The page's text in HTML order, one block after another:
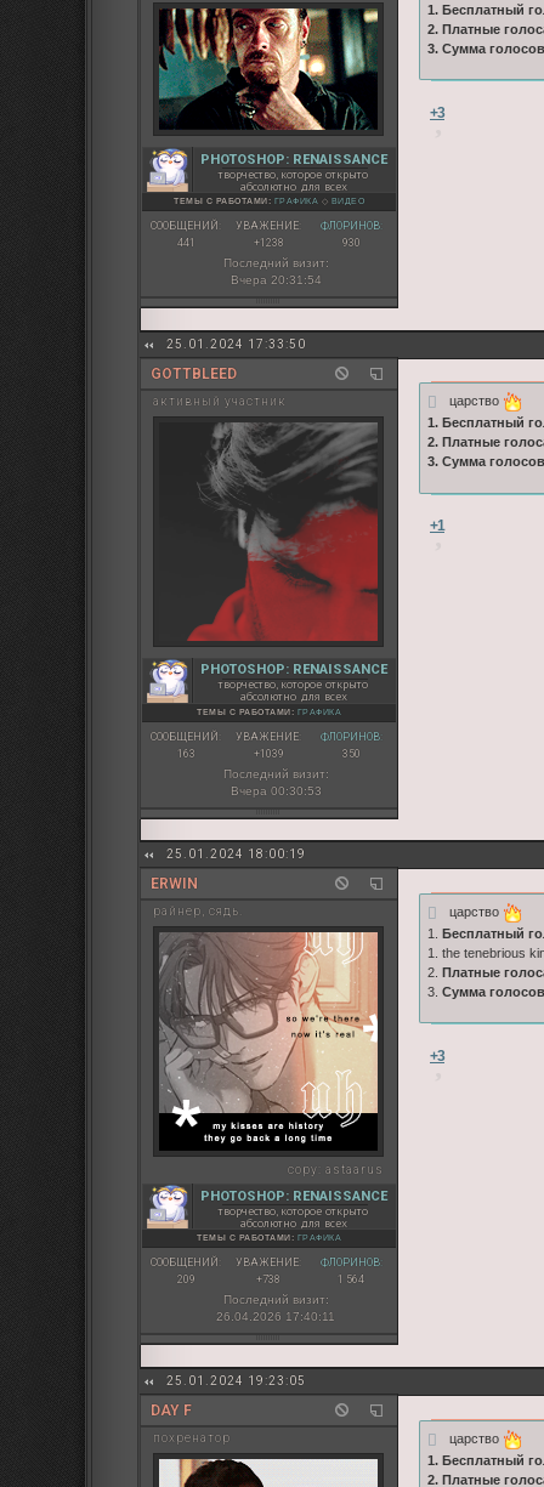
PHOTOSHOP: RENAISSANCE
творчество, которое открыто
абсолютно для всех
ТЕМЫ С РАБОТАМИ: ГРАФИКА ◇ ВИДЕО
СООБЩЕНИЙ:
441
УВАЖЕНИЕ:
+1238
ФЛОРИНОВ:
930
Последний визит:
Вчера 20:31:54
1. Бесплатный
2. Платные
3. Сумма
+3
25.01.2024 17:33:50
GOTTBLEED
активный участник
PHOTOSHOP: RENAISSANCE
творчество, которое открыто
абсолютно для всех
ТЕМЫ С РАБОТАМИ: ГРАФИКА
СООБЩЕНИЙ:
163
УВАЖЕНИЕ:
+1039
ФЛОРИНОВ:
350
Последний визит:
Вчера 00:30:53
царство
1. Бесплатный
2. Платные
3. Сумма
+1
25.01.2024 18:00:19
ERWIN
райнер, сядь.
copy: astaarus
PHOTOSHOP: RENAISSANCE
творчество, которое открыто
абсолютно для всех
ТЕМЫ С РАБОТАМИ: ГРАФИКА
СООБЩЕНИЙ:
209
УВАЖЕНИЕ:
+738
ФЛОРИНОВ:
1 564
Последний визит:
26.04.2026 17:40:11
царство
1. Бесплатный
1. the tenebrious
2. Платные
3. Сумма голосов
+3
25.01.2024 19:23:05
DAY F
похренатор
царство
1. Бесплатный
2. Платные